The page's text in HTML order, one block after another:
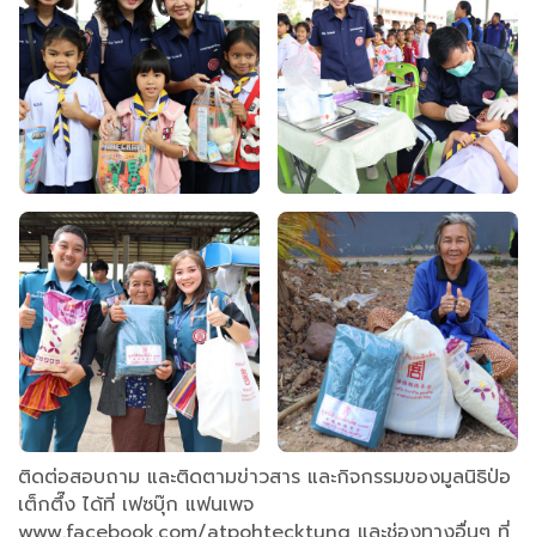
ติดต่อสอบถาม และติดตามข่าวสาร และกิจกรรมของมูลนิธิป่อ
เต็กตึ๊ง ได้ที่ เฟซบุ๊ก แฟนเพจ